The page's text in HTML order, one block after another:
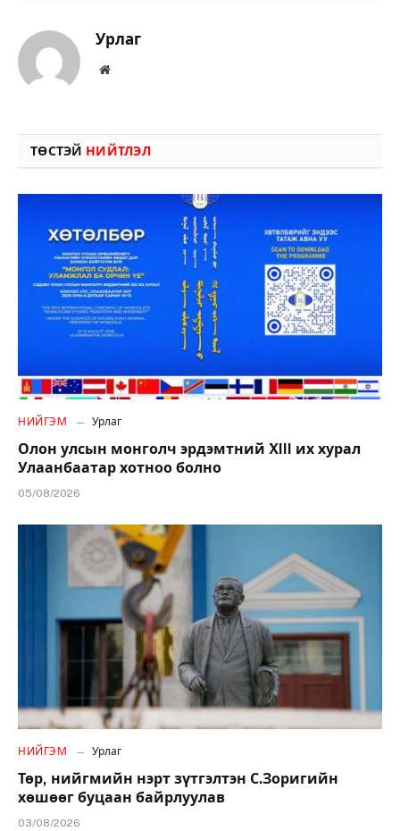
Урлаг
Вэбсайт
ТӨСТЭЙ НИЙТЛЭЛ
НИЙГЭМ Урлаг
Олон улсын монголч эрдэмтний XIII их хурал
Улаанбаатар хотноо болно
05/08/2026
НИЙГЭМ Урлаг
Төр, нийгмийн нэрт зүтгэлтэн С.Зоригийн
хөшөөг буцаан байрлуулав
03/08/2026